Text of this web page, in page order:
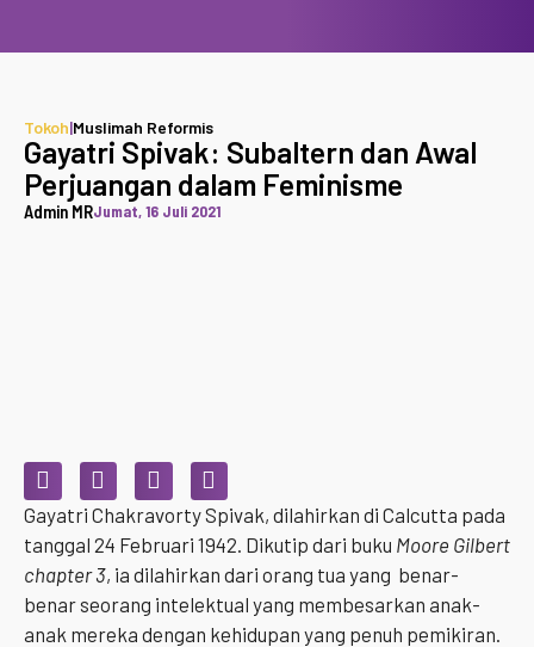
Tokoh|Muslimah Reformis
Gayatri Spivak: Subaltern dan Awal
Perjuangan dalam Feminisme
Admin MRJumat, 16 Juli 2021
Gayatri Chakravorty Spivak, dilahirkan di Calcutta pada
tanggal 24 Februari 1942. Dikutip dari buku Moore Gilbert
chapter 3, ia dilahirkan dari orang tua yang benar-
benar seorang intelektual yang membesarkan anak-
anak mereka dengan kehidupan yang penuh pemikiran.